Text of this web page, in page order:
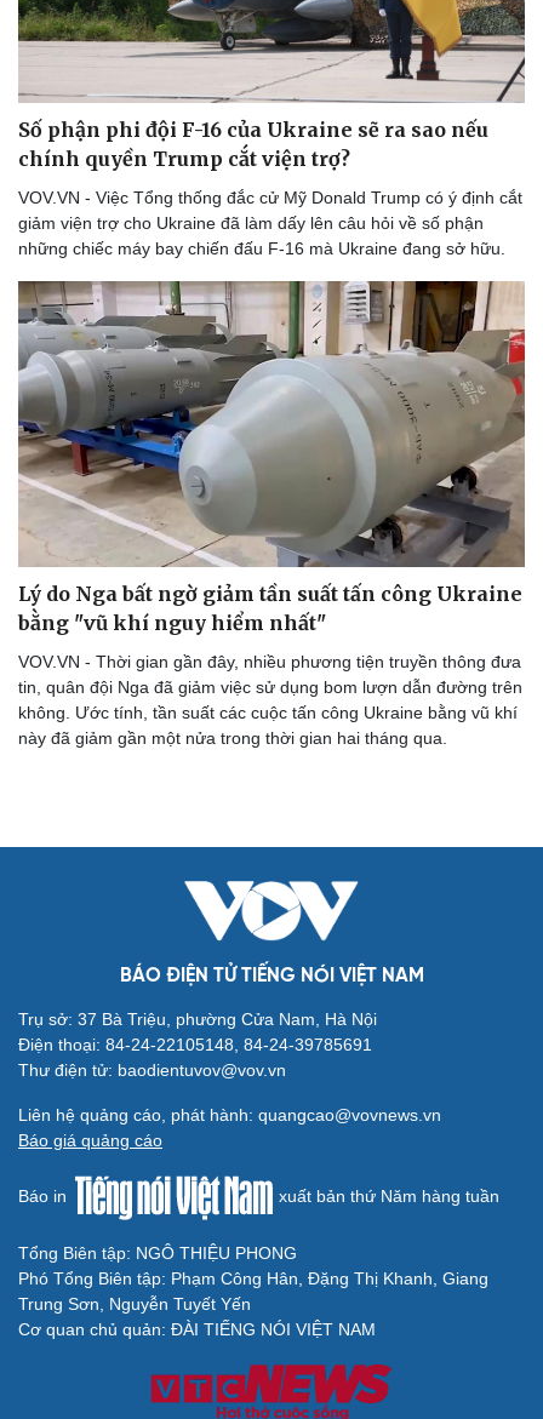
Hạt giống tâm hồn
Số phận phi đội F-16 của Ukraine sẽ ra sao nếu
chính quyền Trump cắt viện trợ?
VOV.VN - Việc Tổng thống đắc cử Mỹ Donald Trump có ý định cắt
giảm viện trợ cho Ukraine đã làm dấy lên câu hỏi về số phận
những chiếc máy bay chiến đấu F-16 mà Ukraine đang sở hữu.
Lý do Nga bất ngờ giảm tần suất tấn công Ukraine
bằng "vũ khí nguy hiểm nhất"
VOV.VN - Thời gian gần đây, nhiều phương tiện truyền thông đưa
tin, quân đội Nga đã giảm việc sử dụng bom lượn dẫn đường trên
không. Ước tính, tần suất các cuộc tấn công Ukraine bằng vũ khí
này đã giảm gần một nửa trong thời gian hai tháng qua.
BÁO ĐIỆN TỬ TIẾNG NÓI VIỆT NAM
Trụ sở: 37 Bà Triệu, phường Cửa Nam, Hà Nội
Điện thoại: 84-24-22105148, 84-24-39785691
Thư điện tử: baodientuvov@vov.vn
Liên hệ quảng cáo, phát hành: quangcao@vovnews.vn
Báo giá quảng cáo
Báo in xuất bản thứ Năm hàng tuần
Tổng Biên tập: NGÔ THIỆU PHONG
Phó Tổng Biên tập: Phạm Công Hân, Đặng Thị Khanh, Giang
Trung Sơn, Nguyễn Tuyết Yến
Cơ quan chủ quản: ĐÀI TIẾNG NÓI VIỆT NAM